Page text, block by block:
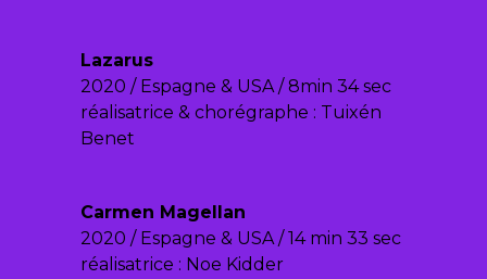
Lazarus
2020 / Espagne & USA / 8min 34 sec
réalisatrice & chorégraphe : Tuixén
Benet
Carmen Magellan
2020 / Espagne & USA / 14 min 33 sec
réalisatrice : Noe Kidder